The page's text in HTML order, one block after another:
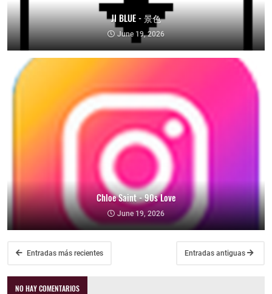
JI BLUE - 景色
June 19, 2026
Chloe Saint - 90s Love
June 19, 2026
Entradas más recientes Entradas antiguas
NO HAY COMENTARIOS